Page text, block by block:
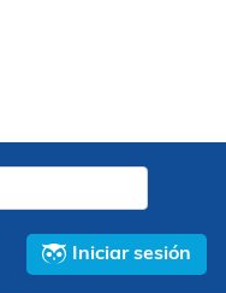
Iniciar sesión